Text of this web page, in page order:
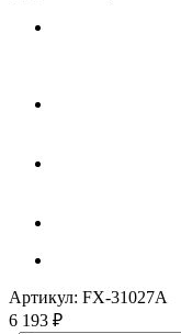
Артикул: FX-31027A
6 193 ₽